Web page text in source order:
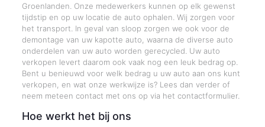
Groenlanden. Onze medewerkers kunnen op elk gewenst
tijdstip en op uw locatie de auto ophalen. Wij zorgen voor
het transport. In geval van sloop zorgen we ook voor de
demontage van uw kapotte auto, waarna de diverse auto
onderdelen van uw auto worden gerecycled. Uw auto
verkopen levert daarom ook vaak nog een leuk bedrag op.
Bent u benieuwd voor welk bedrag u uw auto aan ons kunt
verkopen, en wat onze werkwijze is? Lees dan verder of
neem meteen contact met ons op via het contactformulier.
Hoe werkt het bij ons